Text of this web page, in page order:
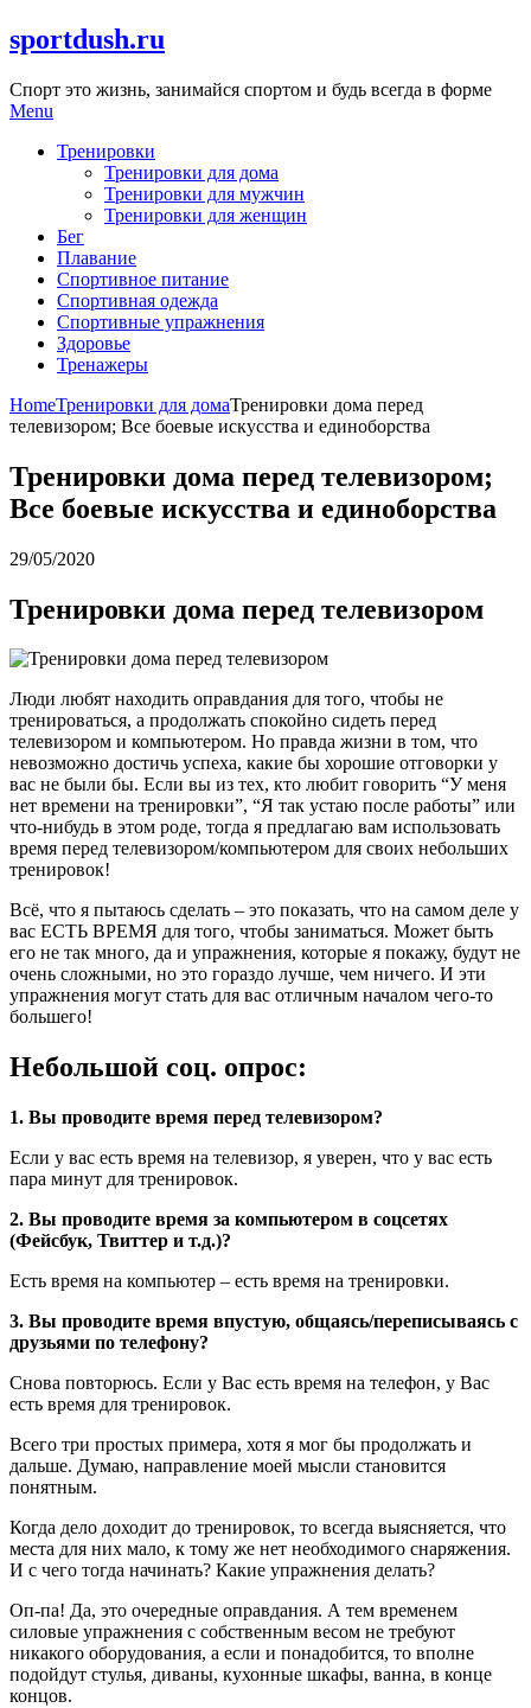
Skip
to
sportdush.ru
Спорт это жизнь, занимайся спортом и будь всегда в форме
Menu
Тренировки
Тренировки для дома
Тренировки для мужчин
Тренировки для женщин
Бег
Плавание
Спортивное питание
Спортивная одежда
Спортивные упражнения
Здоровье
Тренажеры
HomeТренировки для домаТренировки дома перед
телевизором; Все боевые искусства и единоборства
Тренировки дома перед телевизором;
Все боевые искусства и единоборства
29/05/2020
Тренировки дома перед телевизором
Люди любят находить оправдания для того, чтобы не
тренироваться, а продолжать спокойно сидеть перед
телевизором и компьютером. Но правда жизни в том, что
невозможно достичь успеха, какие бы хорошие отговорки у
вас не были бы. Если вы из тех, кто любит говорить “У меня
нет времени на тренировки”, “Я так устаю после работы” или
что-нибудь в этом роде, тогда я предлагаю вам использовать
время перед телевизором/компьютером для своих небольших
тренировок!
Всё, что я пытаюсь сделать – это показать, что на самом деле у
вас ЕСТЬ ВРЕМЯ для того, чтобы заниматься. Может быть
его не так много, да и упражнения, которые я покажу, будут не
очень сложными, но это гораздо лучше, чем ничего. И эти
упражнения могут стать для вас отличным началом чего-то
большего!
Небольшой соц. опрос:
1. Вы проводите время перед телевизором?
Если у вас есть время на телевизор, я уверен, что у вас есть
пара минут для тренировок.
2. Вы проводите время за компьютером в соцсетях
(Фейсбук, Твиттер и т.д.)?
Есть время на компьютер – есть время на тренировки.
3. Вы проводите время впустую, общаясь/переписываясь с
друзьями по телефону?
Снова повторюсь. Если у Вас есть время на телефон, у Вас
есть время для тренировок.
Всего три простых примера, хотя я мог бы продолжать и
дальше. Думаю, направление моей мысли становится
понятным.
Когда дело доходит до тренировок, то всегда выясняется, что
места для них мало, к тому же нет необходимого снаряжения.
И с чего тогда начинать? Какие упражнения делать?
Оп-па! Да, это очередные оправдания. А тем временем
силовые упражнения с собственным весом не требуют
никакого оборудования, а если и понадобится, то вполне
подойдут стулья, диваны, кухонные шкафы, ванна, в конце
концов.